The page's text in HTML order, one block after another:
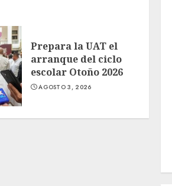
Prepara la UAT el
arranque del ciclo
escolar Otoño 2026
AGOSTO 3, 2026